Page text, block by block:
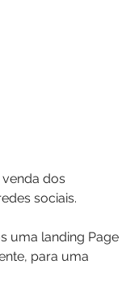
dos
sociais.
uma landing Page
para uma